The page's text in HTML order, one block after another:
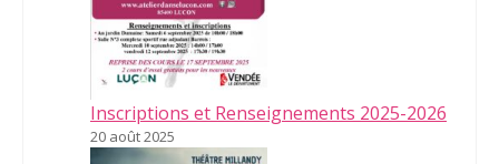
Inscriptions et Renseignements 2025-2026
20 août 2025